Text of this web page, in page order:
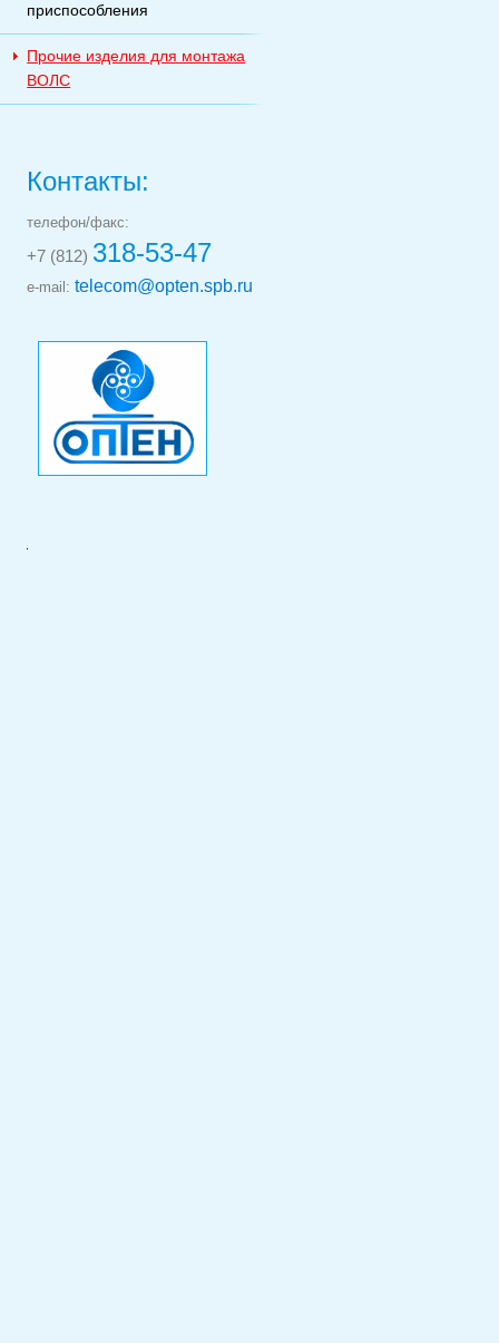
приспособления
Прочие изделия для монтажа
ВОЛС
Контакты:
телефон/факс:
+7 (812) 318-53-47
e-mail:telecom@opten.spb.ru